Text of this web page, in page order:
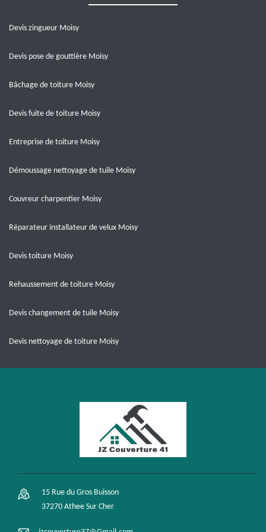
Devis zingueur Moisy
Devis pose de gouttière Moisy
Bâchage de toiture Moisy
Devis fuite de toiture Moisy
Entreprise de toiture Moisy
Démoussage nettoyage de tuile Moisy
Couvreur charpentier Moisy
Réparateur installateur de velux Moisy
Devis toiture Moisy
Rehaussement de toiture Moisy
Devis changement de tuile Moisy
Devis nettoyage de toiture Moisy
15 Rue du Gros Buisson
37270 Athee Sur Cher